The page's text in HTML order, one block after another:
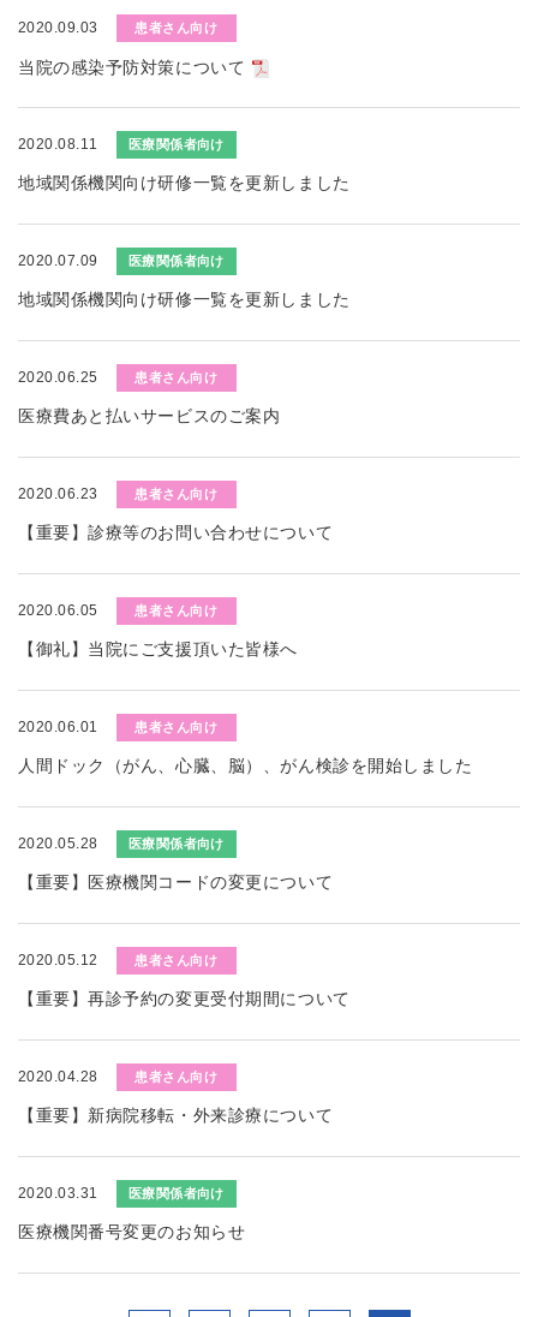
2020.09.03 患者さん向け
当院の感染予防対策について
2020.08.11 医療関係者向け
地域関係機関向け研修一覧を更新しました
2020.07.09 医療関係者向け
地域関係機関向け研修一覧を更新しました
2020.06.25 患者さん向け
医療費あと払いサービスのご案内
2020.06.23 患者さん向け
【重要】診療等のお問い合わせについて
2020.06.05 患者さん向け
【御礼】当院にご支援頂いた皆様へ
2020.06.01 患者さん向け
人間ドック（がん、心臓、脳）、がん検診を開始しました
2020.05.28 医療関係者向け
【重要】医療機関コードの変更について
2020.05.12 患者さん向け
【重要】再診予約の変更受付期間について
2020.04.28 患者さん向け
【重要】新病院移転・外来診療について
2020.03.31 医療関係者向け
医療機関番号変更のお知らせ